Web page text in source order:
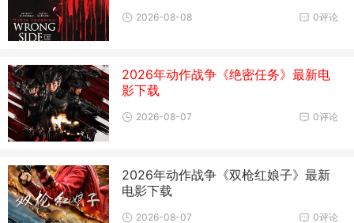
0评论
2026-08-08
2026年动作战争《绝密任务》最新电
影下载
0评论
2026-08-07
2026年动作战争《双枪红娘子》最新
电影下载
0评论
2026-08-07